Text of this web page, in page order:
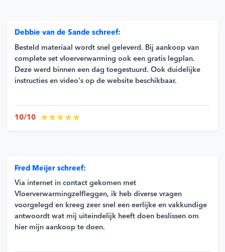
Debbie van de Sande schreef:
Besteld materiaal wordt snel geleverd. Bij aankoop van
complete set vloerverwarming ook een gratis legplan.
Deze werd binnen een dag toegestuurd. Ook duidelijke
instructies en video's op de website beschikbaar.
10/10
Fred Meijer schreef:
Via internet in contact gekomen met
Vloerverwarmingzelfleggen, ik heb diverse vragen
voorgelegd en kreeg zeer snel een eerlijke en vakkundige
antwoordt wat mij uiteindelijk heeft doen beslissen om
hier mijn aankoop te doen.